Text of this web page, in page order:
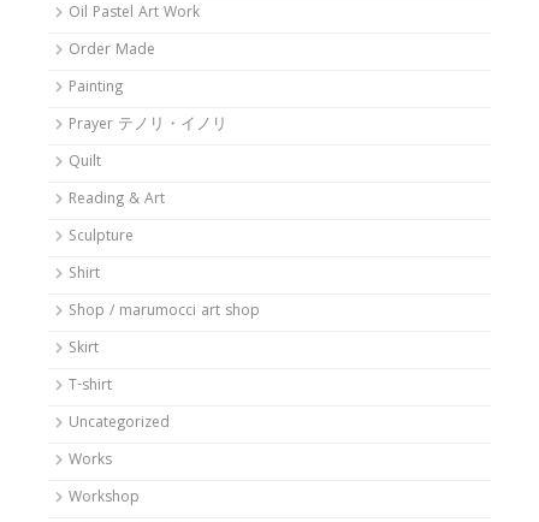
Oil Pastel Art Work
Order Made
Painting
Prayer テノリ・イノリ
Quilt
Reading & Art
Sculpture
Shirt
Shop / marumocci art shop
Skirt
T-shirt
Uncategorized
Works
Workshop